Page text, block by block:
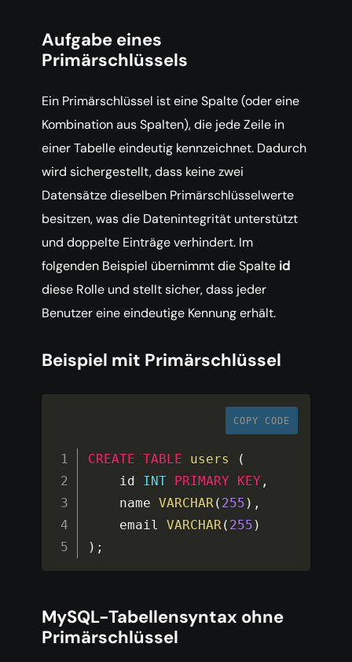
Aufgabe eines
Primärschlüssels
Ein Primärschlüssel ist eine Spalte (oder eine
Kombination aus Spalten), die jede Zeile in
einer Tabelle eindeutig kennzeichnet. Dadurch
wird sichergestellt, dass keine zwei
Datensätze dieselben Primärschlüsselwerte
besitzen, was die Datenintegrität unterstützt
und doppelte Einträge verhindert. Im
folgenden Beispiel übernimmt die Spalte id
diese Rolle und stellt sicher, dass jeder
Benutzer eine eindeutige Kennung erhält.
Beispiel mit Primärschlüssel
COPY CODE
CREATE TABLE users
(
    id
INT PRIMARY KEY ,
    name
VARCHAR( 255 ) ,
    email
VARCHAR( 255 )
) ;
MySQL-Tabellensyntax ohne
Primärschlüssel